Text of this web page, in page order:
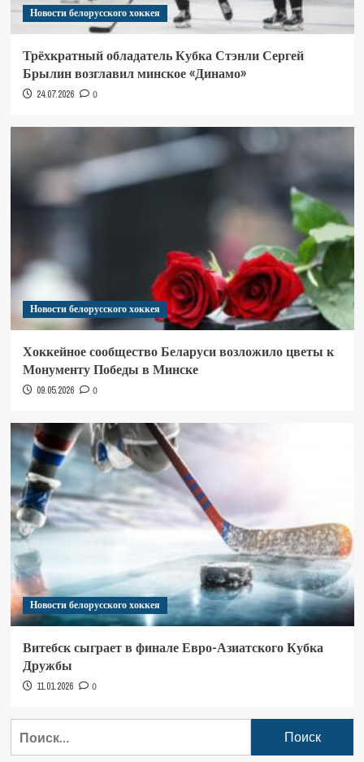
Новости белорусского хоккея
Трёхкратный обладатель Кубка Стэнли Сергей
Брылин возглавил минское «Динамо»
24.07.2026 0
Новости белорусского хоккея
Хоккейное сообщество Беларуси возложило цветы к
Монументу Победы в Минске
09.05.2026 0
Новости белорусского хоккея
Витебск сыграет в финале Евро-Азиатского Кубка
Дружбы
11.01.2026 0